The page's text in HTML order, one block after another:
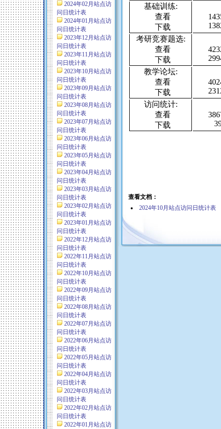
2024年02月站点访
问日统计表
2024年01月站点访
问日统计表
2023年12月站点访
问日统计表
2023年11月站点访
问日统计表
2023年10月站点访
问日统计表
2023年09月站点访
问日统计表
2023年08月站点访
问日统计表
2023年07月站点访
问日统计表
2023年06月站点访
问日统计表
2023年05月站点访
问日统计表
2023年04月站点访
问日统计表
2023年03月站点访
问日统计表
2023年02月站点访
问日统计表
2023年01月站点访
问日统计表
2022年12月站点访
问日统计表
2022年11月站点访
问日统计表
2022年10月站点访
问日统计表
2022年09月站点访
问日统计表
2022年08月站点访
问日统计表
2022年07月站点访
问日统计表
2022年06月站点访
问日统计表
2022年05月站点访
问日统计表
2022年04月站点访
问日统计表
2022年03月站点访
问日统计表
2022年02月站点访
问日统计表
2022年01月站点访
基础训练:
查看
下载
考研竞赛题选:
查看
下载
教学论坛:
查看
下载
访问统计:
查看
下载
查看文档：
2024年10月站点访问日统计表